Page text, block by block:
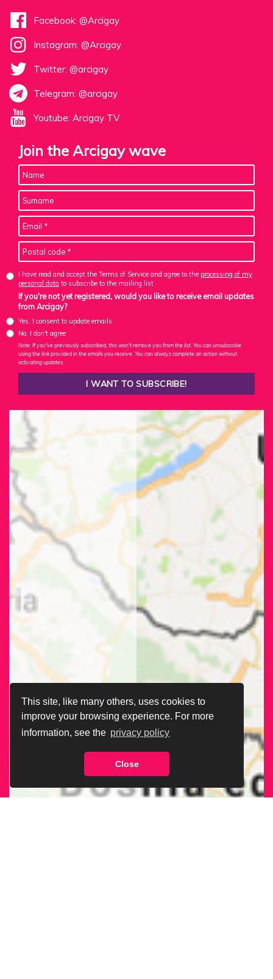
This site, like many others, uses cookies to
improve your browsing experience. For more
information, see the privacy policy
Close
Facebook: @Arcigay
Instagram: @Arcigay
Twitter: @arcigay
Telegram: @arcigay
Youtube: Arcigay TV
Join the Arcigay wave
I have read and accept the Terms of Service and agree to the processing of my
personal data to subscribe to the mailing list
If you're not yet registered, would you like to receive email updates
from Arcigay?
Yes, I consent to update emails
No, I don't agree
Note: If you've previously subscribed, this won't remove you from the list. You can unsubscribe
using the link provided in the emails you receive. You can always complete an action without
activating updates.